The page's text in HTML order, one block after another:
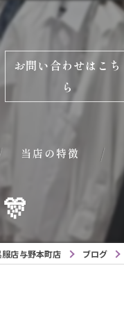
お問い合わせはこち
ら
当店の特徴
振袖
学生服
店与野本町店 ブログ